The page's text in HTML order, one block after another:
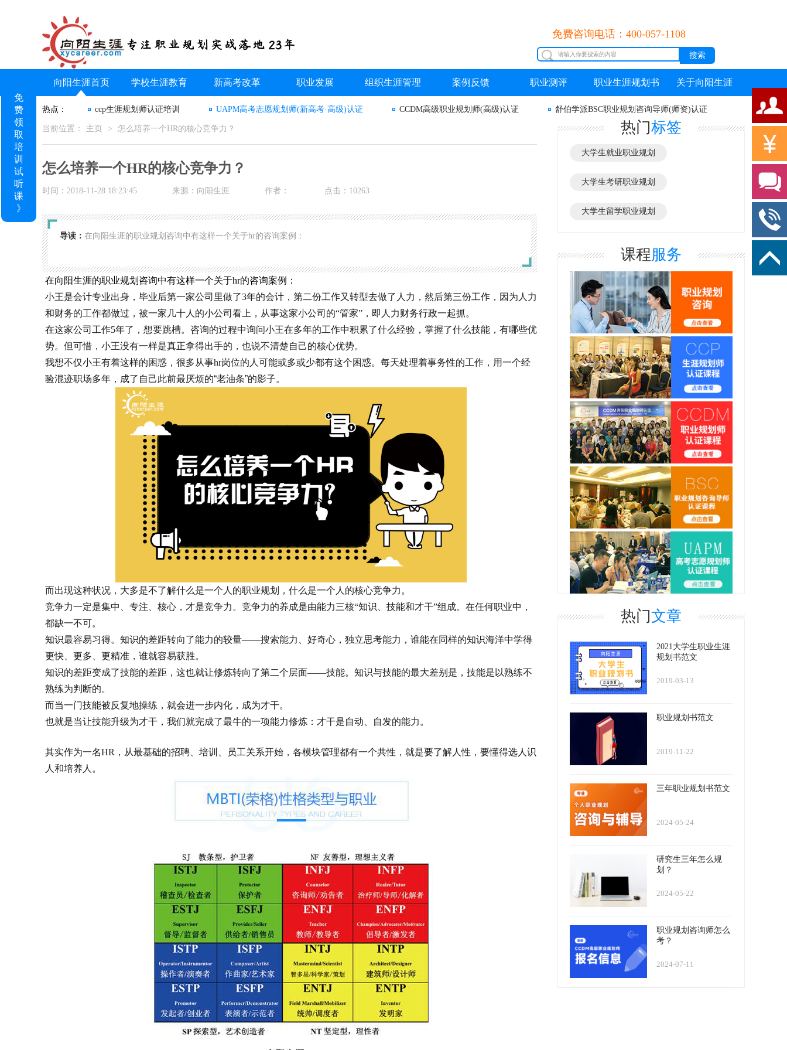
免费咨询电话：400-057-1108
向阳生涯首页 学校生涯教育 新高考改革 职业发展 组织生涯管理 案例反馈 职业测评 职业生涯规划书 关于向阳生涯
热点： ccp生涯规划师认证培训 UAPM高考志愿规划师(新高考·高级)认证 CCDM高级职业规划师(高级)认证 舒伯学派BSC职业规划咨询导师(师资)认证
当前位置： 主页 > 怎么培养一个HR的核心竞争力？
怎么培养一个HR的核心竞争力？
时间：2018-11-28 18:23:45 来源：向阳生涯 作者： 点击：10263
导读： 在向阳生涯的职业规划咨询中有这样一个关于hr的咨询案例：
在向阳生涯的职业规划咨询中有这样一个关于hr的咨询案例：
小王是会计专业出身，毕业后第一家公司里做了3年的会计，第二份工作又转型去做了人力，然后第三份工作，因为人力
和财务的工作都做过，被一家几十人的小公司看上，从事这家小公司的“管家”，即人力财务行政一起抓。
在这家公司工作5年了，想要跳槽。咨询的过程中询问小王在多年的工作中积累了什么经验，掌握了什么技能，有哪些优
势。但可惜，小王没有一样是真正拿得出手的，也说不清楚自己的核心优势。
我想不仅小王有着这样的困惑，很多从事hr岗位的人可能或多或少都有这个困惑。每天处理着事务性的工作，用一个经
验混迹职场多年，成了 自己此前最厌烦的“老油条”的影子。
而出现这种状况，大多是不了解什么是一个人的职业规划，什么是一个人的核心竞争力。
竞争力一定是集中、专注、核心，才是竞争力。竞争力的养成是由能力三核“知识、技能和才干”组成。在任何职业中，
都缺一不可。
知识最容易习得。知识的差距转向了能力的较量——搜索能力、好奇心，独立思考能力，谁能在同样的知识海洋中学得
更快、更多、更精准，谁就容易获胜。
知识的差距变成了技能的差距，这也就让修炼转向了第二个层面——技能。知识与技能的最大差别是，技能是以熟练不
熟练为判断的。
而当一门技能被反复地操练，就会进一步内化，成为才干。
也就是当让技能升级为才干，我们就完成了最牛的一项能力修炼：才干是自动、自发的能力。
其实作为一名HR，从最基础的招聘、培训、员工关系开始，各模块管理都有一个共性，就是要了解人性，要懂得选人识
人和培养人。
热门标签
大学生就业职业规划
大学生考研职业规划
大学生留学职业规划
课程服务
热门文章
2021大学生职业生涯
规划书范文
2019-03-13
职业规划书范文
2019-11-22
三年职业规划书范文
2024-05-24
研究生三年怎么规
划？
2024-05-22
职业规划咨询师怎么
考？
2024-07-11
免
费
领
取
培
训
试
听
课
》